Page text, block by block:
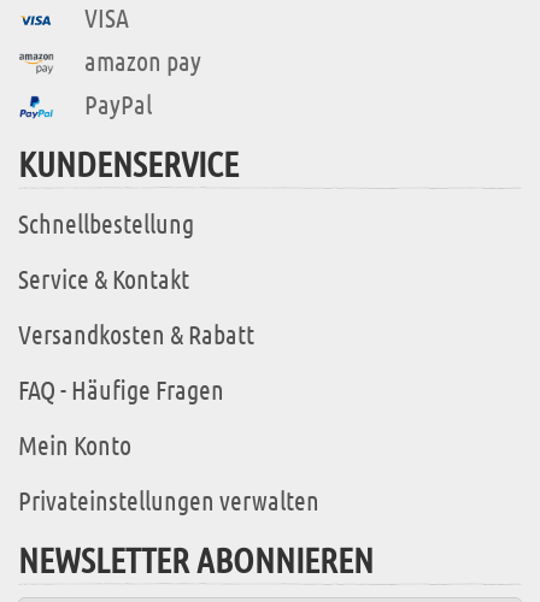
VISA
amazon pay
PayPal
KUNDENSERVICE
Schnellbestellung
Service & Kontakt
Versandkosten & Rabatt
FAQ - Häufige Fragen
Mein Konto
Privateinstellungen verwalten
NEWSLETTER ABONNIEREN